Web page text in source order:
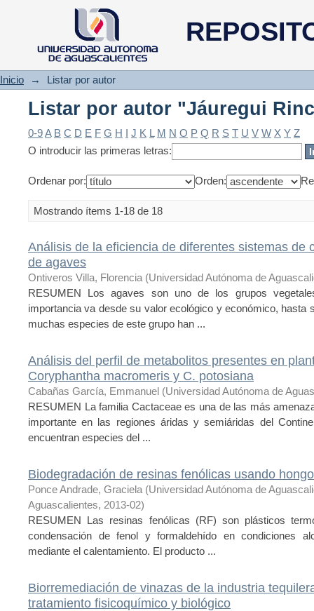
Listar por autor "Jáuregui
Inicio → Listar por autor
Listar por autor "Jáuregui
0-9A B C D E F G H I J K L M N O P Q R S T U V W X Y Z
O introducir las primeras letras:
Ordenar por: Orden:
Mostrando ítems 1-18 de 18
Análisis de la eficiencia de diferentes sistemas de
de agaves
Ontiveros Villa, Florencia (Universidad Autónoma de
RESUMEN Los agaves son uno de los grupos
importancia va desde su valor ecológico y económico, hasta
muchas especies de este grupo han ...
Análisis del perfil de metabolitos presentes en
Coryphantha macromeris y C. potosiana
Cabañas García, Emmanuel (Universidad Autónoma de
RESUMEN La familia Cactaceae es una de las más
importante en las regiones áridas y semiáridas del
encuentran especies del ...
Biodegradación de resinas fenólicas usando
Ponce Andrade, Graciela (Universidad Autónoma de
Aguascalientes, 2013-02)
RESUMEN Las resinas fenólicas (RF) son plásticos
condensación de fenol y formaldehído en condiciones
mediante el calentamiento. El producto ...
Biorremediación de vinazas de la industria
tratamiento fisicoquímico y biológico